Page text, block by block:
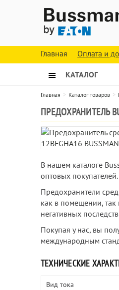
Главная Оплата и
КАТАЛОГ
Главная Каталог товаров
ПРЕДОХРАНИТЕЛЬ
В нашем каталоге
оптовых
Предохранители
как в помещении, так
негативных
Покупая у нас, вы
международным
ТЕХНИЧЕСКИЕ
Вид тока